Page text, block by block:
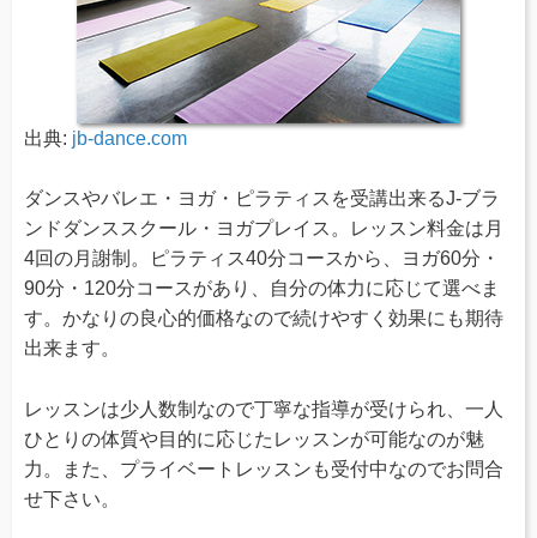
出典: jb-dance.com
ダンスやバレエ・ヨガ・ピラティスを受講出来るJ-ブラ
ンドダンススクール・ヨガプレイス。レッスン料金は月
4回の月謝制。ピラティス40分コースから、ヨガ60分・
90分・120分コースがあり、自分の体力に応じて選べま
す。かなりの良心的価格なので続けやすく効果にも期待
出来ます。
レッスンは少人数制なので丁寧な指導が受けられ、一人
ひとりの体質や目的に応じたレッスンが可能なのが魅
力。また、プライベートレッスンも受付中なのでお問合
せ下さい。